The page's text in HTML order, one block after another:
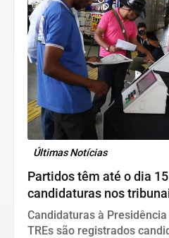
Últimas Notícias
Partidos têm até o dia
candidaturas nos
Candidaturas à
TREs são registrados